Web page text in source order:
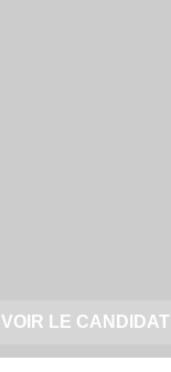
VOIR LE CANDIDAT